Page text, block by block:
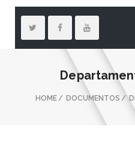
HOME DOCUMENTOS